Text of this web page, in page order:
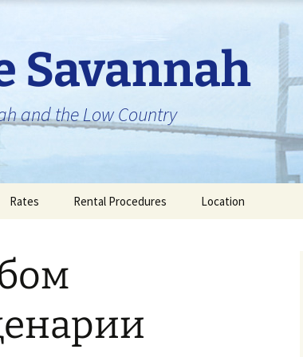
Savannah
and the Low Country
Rates Rental Procedures Location